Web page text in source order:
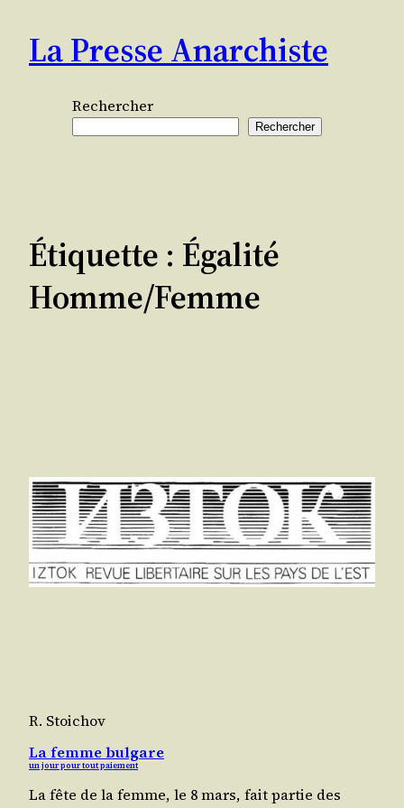
contenu
La Presse Anarchiste
Rechercher
Rechercher
Étiquette : Égalité
Homme/femme
R. Stoichov
La femme bulgare
un jour pour tout paiement
La fête de la femme, le 8 mars, fait par­tie des